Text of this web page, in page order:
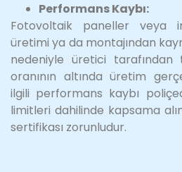
Performans Kaybı:
Fotovoltaik paneller veya
üretimi ya da montajından
nedeniyle üretici
oranının altında üretim
ilgili performans kaybı
limitleri dahilinde kapsama
sertifikası zorunludur.